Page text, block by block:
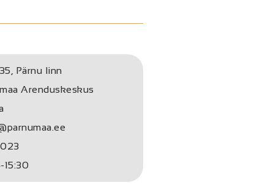
Pärnu linn
Arenduskeskus
15:30